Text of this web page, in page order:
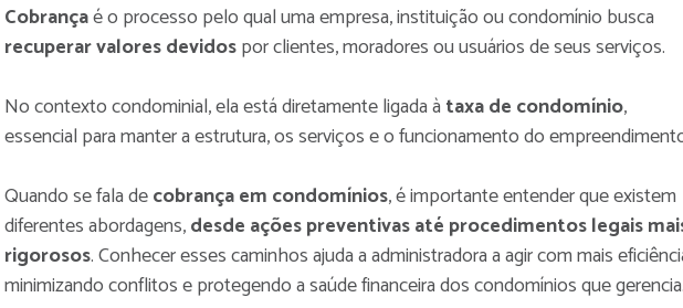
Cobrançaé o processo pelo qual uma empresa, instituição ou condomínio busca
recuperar valores devidospor clientes, moradores ou usuários de seus serviços.
No contexto condominial, ela está diretamente ligada à taxa de condomínio,
essencial para manter a estrutura, os serviços e o funcionamento do
Quando se fala decobrança em condomínios, é importante entender que existem
diferentes abordagens,desde ações preventivas até procedimentos legais
rigorosos. Conhecer esses caminhos ajuda a administradora a agir com mais
minimizando conflitos e protegendo a saúde financeira dos condomínios que